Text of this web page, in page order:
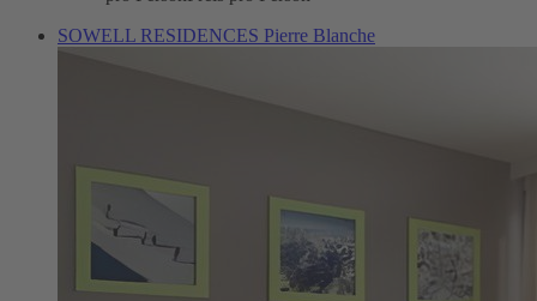
SOWELL RESIDENCES Pierre Blanche